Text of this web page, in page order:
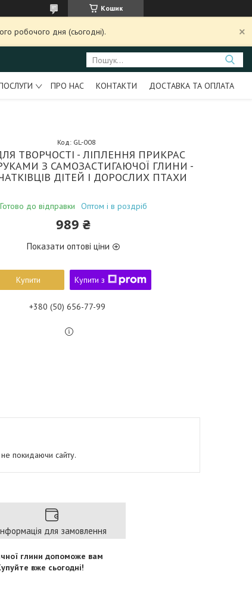
Кошик
робочого дня (сьогодні).
ПРО НАС КОНТАКТИ ДОСТАВКА ТА ОПЛАТА
ТВОРЧОСТІ - ЛІПЛЕННЯ ПРИКРАС
З САМОЗАСТИГАЮЧОЇ ГЛИНИ -
ДІТЕЙ І ДОРОСЛИХ ПТАХИ
Готово до відправки Оптом і в роздріб
Код: GL-008
989 ₴
Показати оптові ціни
Купити Купити з
+380 (50) 656-77-99
покидаючи сайту.
для замовлення
глини допоможе вам
вже сьогодні!